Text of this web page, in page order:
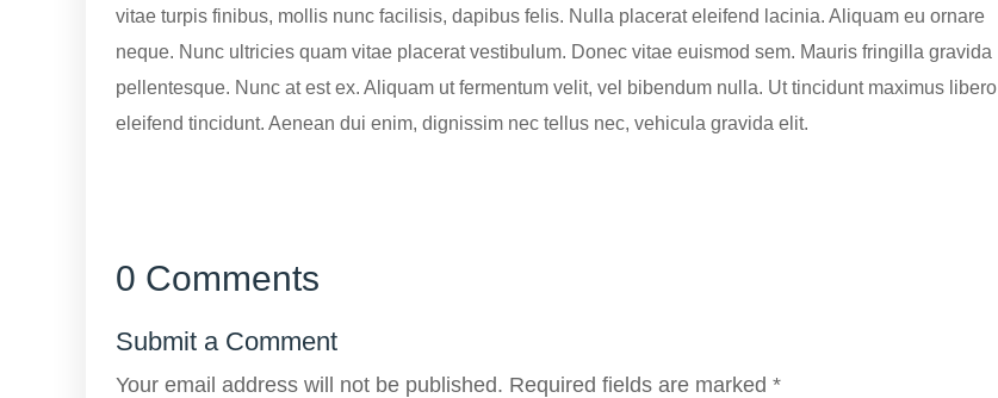
vitae turpis finibus, mollis nunc facilisis, dapibus felis. Nulla placerat eleifend lacinia. Aliquam eu ornare
neque. Nunc ultricies quam vitae placerat vestibulum. Donec vitae euismod sem. Mauris fringilla gravida
pellentesque. Nunc at est ex. Aliquam ut fermentum velit, vel bibendum nulla. Ut tincidunt maximus libero
eleifend tincidunt. Aenean dui enim, dignissim nec tellus nec, vehicula gravida elit.
0 Comments
Submit a Comment
Your email address will not be published. Required fields are marked *